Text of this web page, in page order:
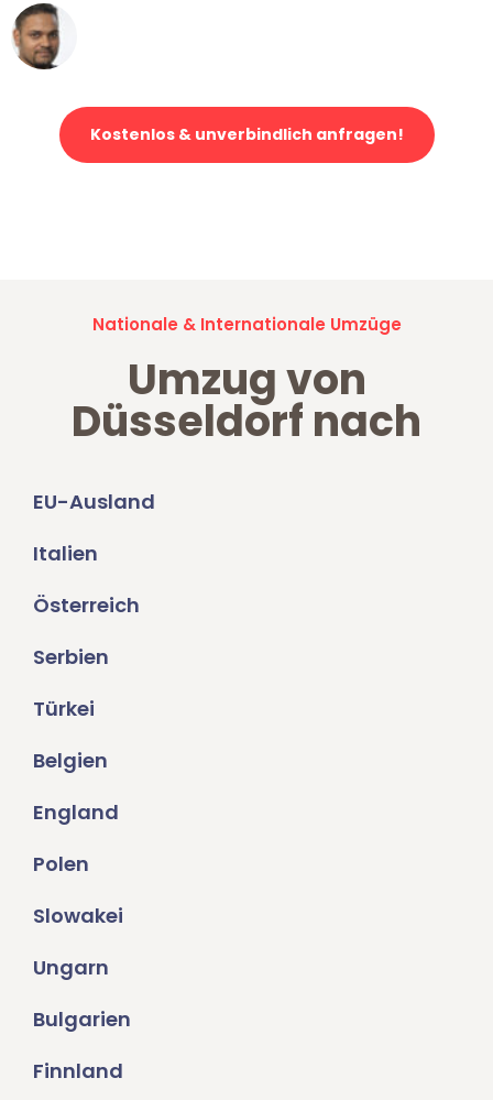
Kostenlos & unverbindlich anfragen!
Nationale & Internationale Umzüge
Umzug von
Düsseldorf nach
EU-Ausland
Italien
Österreich
Serbien
Türkei
Belgien
England
Polen
Slowakei
Ungarn
Bulgarien
Finnland